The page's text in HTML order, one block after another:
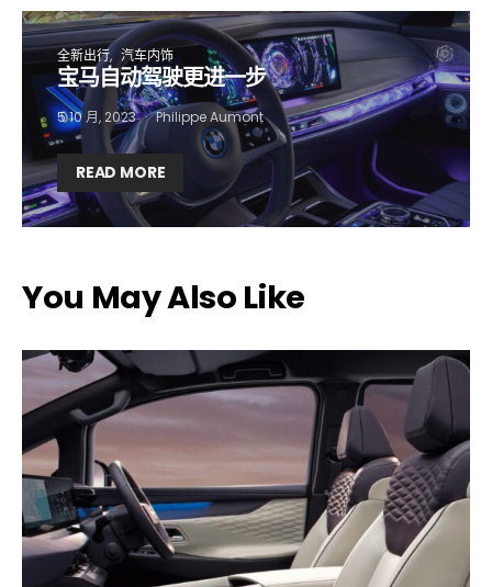
全新出行 汽车内饰
宝马自动驾驶更进一步
5 10 月, 2023 Philippe Aumont
READ MORE
You May Also Like